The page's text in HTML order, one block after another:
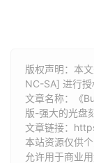
版权声明：本
NC-SA] 进行授
文章名称：《
版-强大的光盘
文章链接：
本站资源仅供
允许用于商业